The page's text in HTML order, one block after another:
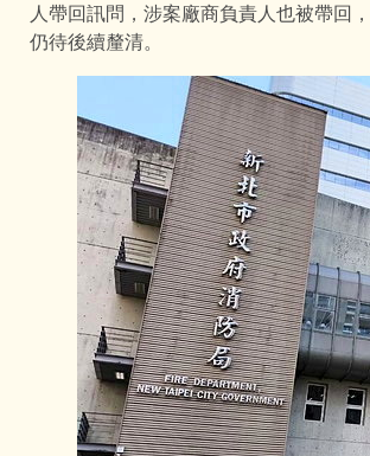
人帶回訊問，涉案廠商負責人也被帶回
仍待後續釐清。